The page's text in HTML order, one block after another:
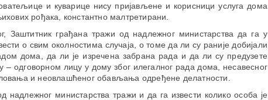
и куварице нису пријављене и корисници услуга дома
рођака, константно малтретирани.
Заштитник грађана тражи од надлежног министарства да га у
о свим околностима случаја, о томе да ли су раније добијали
дома, да ли је изречена забрана рада и да ли су предузете
– одговорном лицу у дому због илегалног рада дома, несавесног
и неовлашћеног обављања одређене делатности.
надлежног министарства тражи и да га извести колико особа је